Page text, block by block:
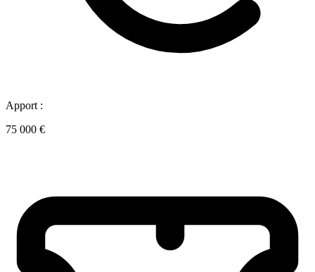
Apport :
75 000 €